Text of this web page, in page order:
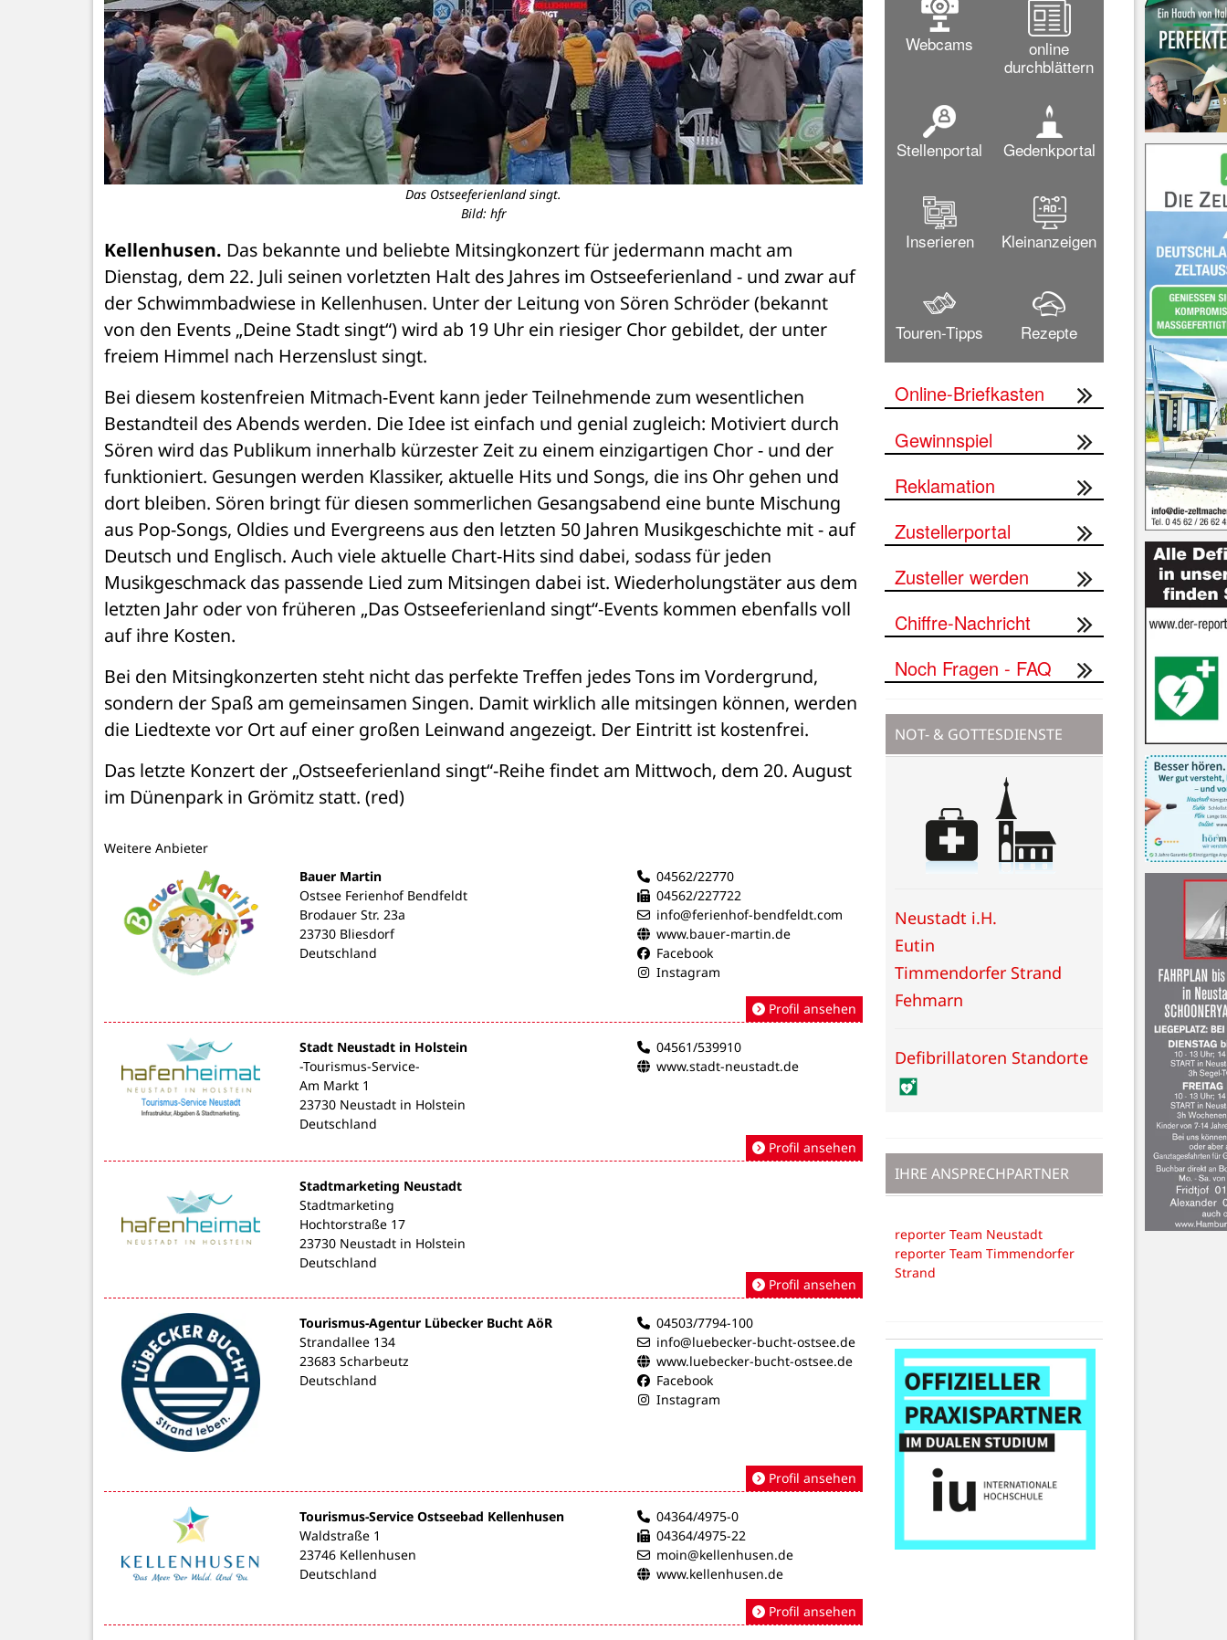
Das Ostseeferienland singt.
Bild: hfr
Kellenhusen. Das bekannte und beliebte Mitsingkonzert für jedermann macht am
Dienstag, dem 22. Juli seinen vorletzten Halt des Jahres im Ostseeferienland - und zwar auf
der Schwimmbadwiese in Kellenhusen. Unter der Leitung von Sören Schröder (bekannt
von den Events „Deine Stadt singt“) wird ab 19 Uhr ein riesiger Chor gebildet, der unter
freiem Himmel nach Herzenslust singt.
Bei diesem kostenfreien Mitmach-Event kann jeder Teilnehmende zum wesentlichen
Bestandteil des Abends werden. Die Idee ist einfach und genial zugleich: Motiviert durch
Sören wird das Publikum innerhalb kürzester Zeit zu einem einzigartigen Chor - und der
funktioniert. Gesungen werden Klassiker, aktuelle Hits und Songs, die ins Ohr gehen und
dort bleiben. Sören bringt für diesen sommerlichen Gesangsabend eine bunte Mischung
aus Pop-Songs, Oldies und Evergreens aus den letzten 50 Jahren Musikgeschichte mit - auf
Deutsch und Englisch. Auch viele aktuelle Chart-Hits sind dabei, sodass für jeden
Musikgeschmack das passende Lied zum Mitsingen dabei ist. Wiederholungstäter aus dem
letzten Jahr oder von früheren „Das Ostseeferienland singt“-Events kommen ebenfalls voll
auf ihre Kosten.
Bei den Mitsingkonzerten steht nicht das perfekte Treffen jedes Tons im Vordergrund,
sondern der Spaß am gemeinsamen Singen. Damit wirklich alle mitsingen können, werden
die Liedtexte vor Ort auf einer großen Leinwand angezeigt. Der Eintritt ist kostenfrei.
Das letzte Konzert der „Ostseeferienland singt“-Reihe findet am Mittwoch, dem 20. August
im Dünenpark in Grömitz statt. (red)
Weitere Anbieter
Bauer Martin
Ostsee Ferienhof Bendfeldt
Brodauer Str. 23a
23730 Bliesdorf
Deutschland
04562/22770
04562/227722
info@ferienhof-bendfeldt.com
www.bauer-martin.de
Facebook
Instagram
Profil ansehen
Stadt Neustadt in Holstein
-Tourismus-Service-
Am Markt 1
23730 Neustadt in Holstein
Deutschland
04561/539910
www.stadt-neustadt.de
Profil ansehen
Stadtmarketing Neustadt
Stadtmarketing
Hochtorstraße 17
23730 Neustadt in Holstein
Deutschland
Profil ansehen
Tourismus-Agentur Lübecker Bucht AöR
Strandallee 134
23683 Scharbeutz
Deutschland
04503/7794-100
info@luebecker-bucht-ostsee.de
www.luebecker-bucht-ostsee.de
Facebook
Instagram
Profil ansehen
Tourismus-Service Ostseebad Kellenhusen
Waldstraße 1
23746 Kellenhusen
Deutschland
04364/4975-0
04364/4975-22
moin@kellenhusen.de
www.kellenhusen.de
Profil ansehen
Webcams
online
durchblättern
Stellenportal Gedenkportal
Inserieren Kleinanzeigen
Touren-Tipps Rezepte
Online-Briefkasten
Gewinnspiel
Reklamation
Zustellerportal
Zusteller werden
Chiffre-Nachricht
Noch Fragen - FAQ
NOT- & GOTTESDIENSTE
Neustadt i.H.
Eutin
Timmendorfer Strand
Fehmarn
Defibrillatoren Standorte
IHRE ANSPRECHPARTNER
reporter Team Neustadt
reporter Team Timmendorfer
Strand